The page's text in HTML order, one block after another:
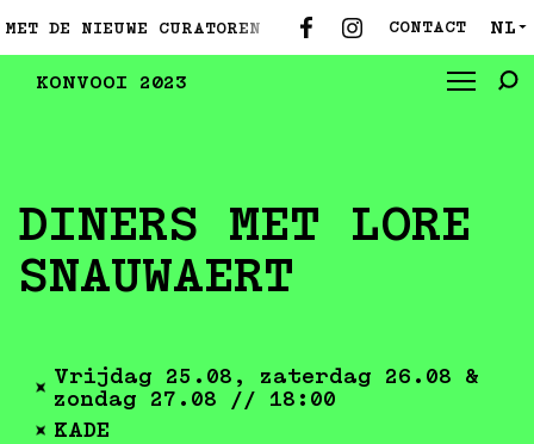
DE NIEUWE CURATOREN ● MAAK KENNIS MET DE
CONTACT NL ▼
KONVOOI 2023
DINERS MET LORE
SNAUWAERT
Vrijdag 25.08, zaterdag 26.08 &
zondag 27.08 // 18:00
KADE